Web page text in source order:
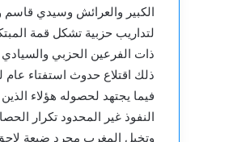
الكبير والعرائش وسيدي قاسم
لتداريب حزبية تشكل قمة
ذات الفرعين الحزبي والسيادي
ذلك اقتلاع حدوث استفتاء
فيما يجتهد لحصوله هؤلاء
النفوذ غير المحدود تكرار
وتخيل المغرب مجرد ضيعة لاحق